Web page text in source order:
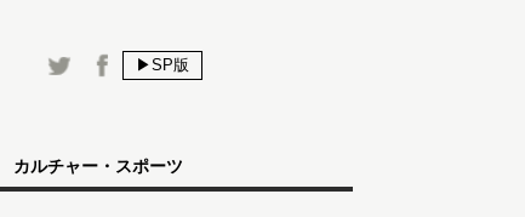
▶SP版
カルチャー・スポーツ